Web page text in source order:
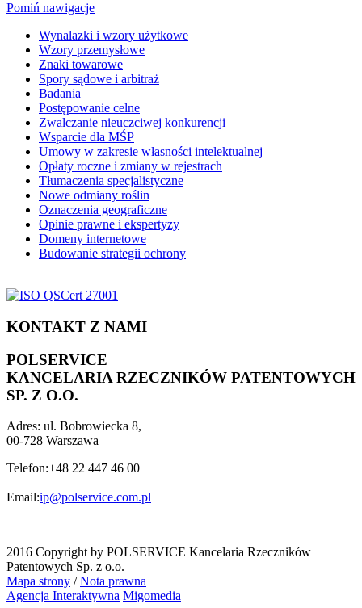
Pomiń nawigacje
Wynalazki i wzory użytkowe
Wzory przemysłowe
Znaki towarowe
Spory sądowe i arbitraż
Badania
Postępowanie celne
Zwalczanie nieuczciwej konkurencji
Wsparcie dla MŚP
Umowy w zakresie własności intelektualnej
Opłaty roczne i zmiany w rejestrach
Tłumaczenia specjalistyczne
Nowe odmiany roślin
Oznaczenia geograficzne
Opinie prawne i ekspertyzy
Domeny internetowe
Budowanie strategii ochrony
KONTAKT Z NAMI
POLSERVICE
KANCELARIA RZECZNIKÓW PATENTOWYCH
SP. Z O.O.
Adres: ul. Bobrowiecka 8,
00-728 Warszawa
Telefon:+48 22 447 46 00
Email:ip@polservice.com.pl
2016 Copyright by POLSERVICE Kancelaria Rzeczników
Patentowych Sp. z o.o.
Mapa strony /Nota prawna
Agencja Interaktywna Migomedia